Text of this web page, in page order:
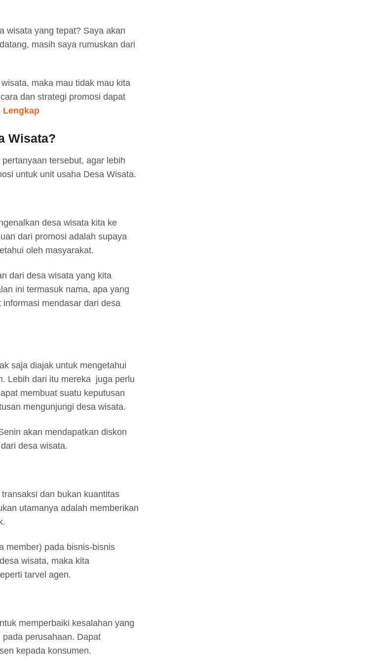
wisata yang tepat? Saya akan
masih saya rumuskan dari
maka mau tidak mau kita
dan strategi promosi dapat
Lengkap
Wisata?
tersebut, agar lebih
untuk unit usaha Desa Wisata.
desa wisata kita ke
dari promosi adalah supaya
oleh masyarakat.
dari desa wisata yang kita
ini termasuk nama, apa yang
mendasar dari desa
saja diajak untuk mengetahui
Lebih dari itu mereka juga perlu
membuat suatu keputusan
mengunjungi desa wisata.
akan mendapatkan diskon
desa wisata.
dan bukan kuantitas
utamanya adalah memberikan
member) pada bisnis-bisnis
wisata, maka kita
tarvel agen.
memperbaiki kesalahan yang
perusahaan. Dapat
kepada konsumen.